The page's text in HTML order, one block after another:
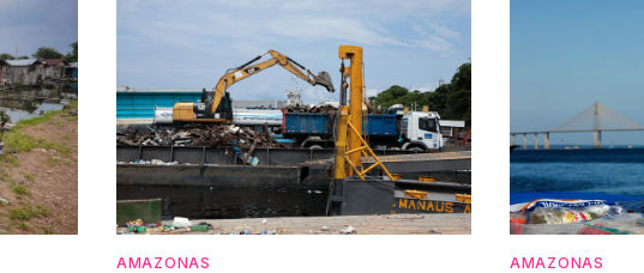
AMAZONAS AMAZONAS